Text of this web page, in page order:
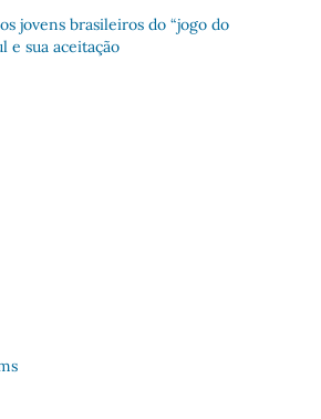
jovens brasileiros do “jogo do
e sua aceitação